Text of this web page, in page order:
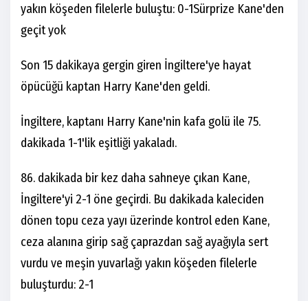
yakın köşeden filelerle buluştu: 0-1Sürprize Kane'den
geçit yok
Son 15 dakikaya gergin giren İngiltere'ye hayat
öpücüğü kaptan Harry Kane'den geldi.
İngiltere, kaptanı Harry Kane'nin kafa golü ile 75.
dakikada 1-1'lik eşitliği yakaladı.
86. dakikada bir kez daha sahneye çıkan Kane,
İngiltere'yi 2-1 öne geçirdi. Bu dakikada kaleciden
dönen topu ceza yayı üzerinde kontrol eden Kane,
ceza alanına girip sağ çaprazdan sağ ayağıyla sert
vurdu ve meşin yuvarlağı yakın köşeden filelerle
buluşturdu: 2-1